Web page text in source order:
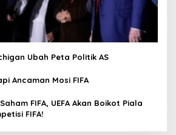
Ubah Peta Politik AS
Ancaman Mosi FIFA
FIFA, UEFA Akan Boikot Piala
FIFA!